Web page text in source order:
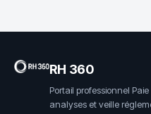
RH 360
Portail professionnel Paie
analyses et veille